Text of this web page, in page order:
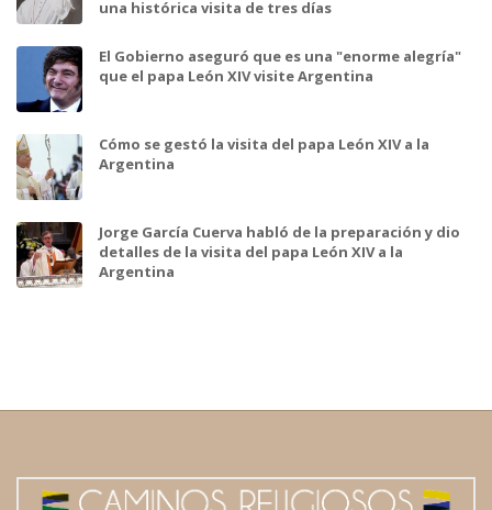
una histórica visita de tres días
El Gobierno aseguró que es una "enorme alegría"
que el papa León XIV visite Argentina
Cómo se gestó la visita del papa León XIV a la
Argentina
Jorge García Cuerva habló de la preparación y dio
detalles de la visita del papa León XIV a la
Argentina